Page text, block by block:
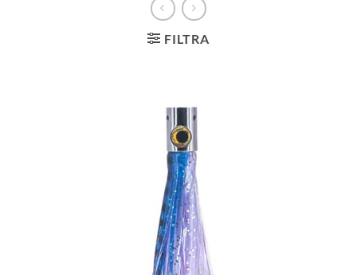
FILTRA